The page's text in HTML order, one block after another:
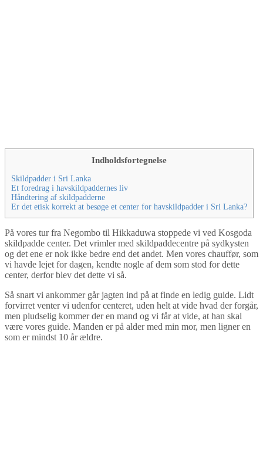
Indholdsfortegnelse
Skildpadder i Sri Lanka
Et foredrag i havskildpaddernes liv
Håndtering af skildpadderne
Er det etisk korrekt at besøge et center for havskildpadder i Sri Lanka?
På vores tur fra Negombo til Hikkaduwa stoppede vi ved Kosgoda
skildpadde center. Det vrimler med skildpaddecentre på sydkysten
og det ene er nok ikke bedre end det andet. Men vores chauffør, som
vi havde lejet for dagen, kendte nogle af dem som stod for dette
center, derfor blev det dette vi så.
Så snart vi ankommer går jagten ind på at finde en ledig guide. Lidt
forvirret venter vi udenfor centeret, uden helt at vide hvad der forgår,
men pludselig kommer der en mand og vi får at vide, at han skal
være vores guide. Manden er på alder med min mor, men ligner en
som er mindst 10 år ældre.